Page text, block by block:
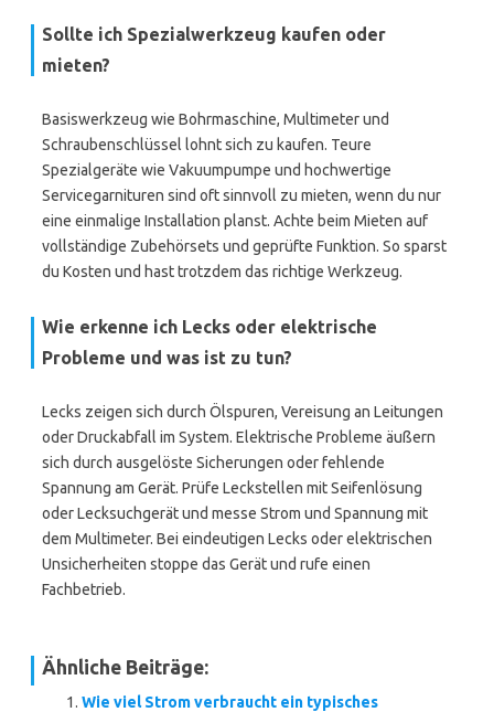
Sollte ich Spezialwerkzeug kaufen oder
mieten?
Basiswerkzeug wie Bohrmaschine, Multimeter und
Schraubenschlüssel lohnt sich zu kaufen. Teure
Spezialgeräte wie Vakuumpumpe und hochwertige
Servicegarnituren sind oft sinnvoll zu mieten, wenn du nur
eine einmalige Installation planst. Achte beim Mieten auf
vollständige Zubehörsets und geprüfte Funktion. So sparst
du Kosten und hast trotzdem das richtige Werkzeug.
Wie erkenne ich Lecks oder elektrische
Probleme und was ist zu tun?
Lecks zeigen sich durch Ölspuren, Vereisung an Leitungen
oder Druckabfall im System. Elektrische Probleme äußern
sich durch ausgelöste Sicherungen oder fehlende
Spannung am Gerät. Prüfe Leckstellen mit Seifenlösung
oder Lecksuchgerät und messe Strom und Spannung mit
dem Multimeter. Bei eindeutigen Lecks oder elektrischen
Unsicherheiten stoppe das Gerät und rufe einen
Fachbetrieb.
Ähnliche Beiträge:
Wie viel Strom verbraucht ein typisches